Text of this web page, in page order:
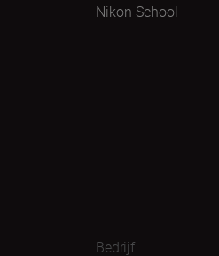
Nikon School
Bedrijf